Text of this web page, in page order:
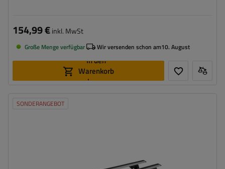
154,99 €inkl. MwSt
Große Menge verfügbar Wir versenden schon am10. August
In den
Warenkorb
legen
SONDERANGEBOT